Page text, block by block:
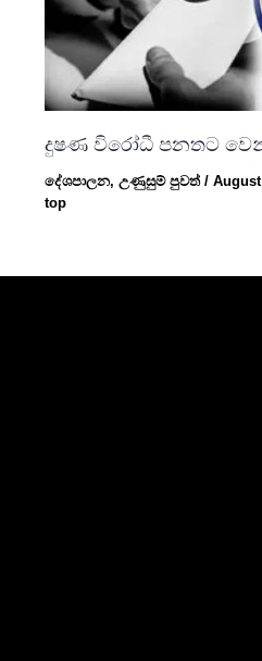
දුෂණ විරෝධී පනතට
දේශපාලන,උණුසුම් පුවත්/
top